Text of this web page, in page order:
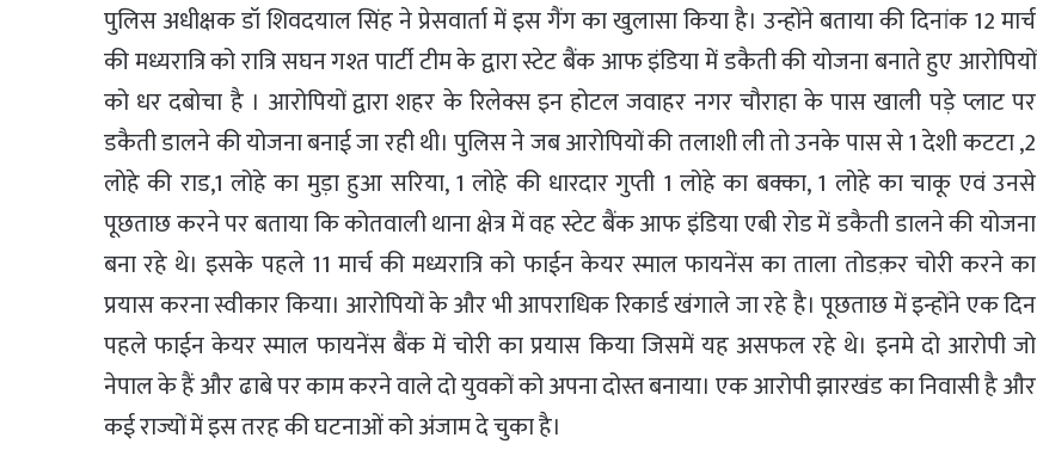
पुलिस अधीक्षक डॉ शिवदयाल सिंह ने प्रेसवार्ता में इस गैंग का खुलासा किया है। उन्होंने बताया की दिनांक 12 मार्च
की मध्यरात्रि को रात्रि सघन गश्त पार्टी टीम के द्वारा स्टेट बैंक आफ इंडिया में डकैती की योजना बनाते हुए आरोपियों
को धर दबोचा है । आरोपियों द्वारा शहर के रिलेक्स इन होटल जवाहर नगर चौराहा के पास खाली पड़े प्लाट पर
डकैती डालने की योजना बनाई जा रही थी। पुलिस ने जब आरोपियों की तलाशी ली तो उनके पास से 1 देशी कटटा ,2
लोहे की राड,1 लोहे का मुड़ा हुआ सरिया, 1 लोहे की धारदार गुप्ती 1 लोहे का बक्का, 1 लोहे का चाकू एवं उनसे
पूछताछ करने पर बताया कि कोतवाली थाना क्षेत्र में वह स्टेट बैंक आफ इंडिया एबी रोड में डकैती डालने की योजना
बना रहे थे। इसके पहले 11 मार्च की मध्यरात्रि को फाईन केयर स्माल फायनेंस का ताला तोडक़र चोरी करने का
प्रयास करना स्वीकार किया। आरोपियों के और भी आपराधिक रिकार्ड खंगाले जा रहे है। पूछताछ में इन्होंने एक दिन
पहले फाईन केयर स्माल फायनेंस बैंक में चोरी का प्रयास किया जिसमें यह असफल रहे थे। इनमे दो आरोपी जो
नेपाल के हैं और ढाबे पर काम करने वाले दो युवकों को अपना दोस्त बनाया। एक आरोपी झारखंड का निवासी है और
कई राज्यों में इस तरह की घटनाओं को अंजाम दे चुका है।